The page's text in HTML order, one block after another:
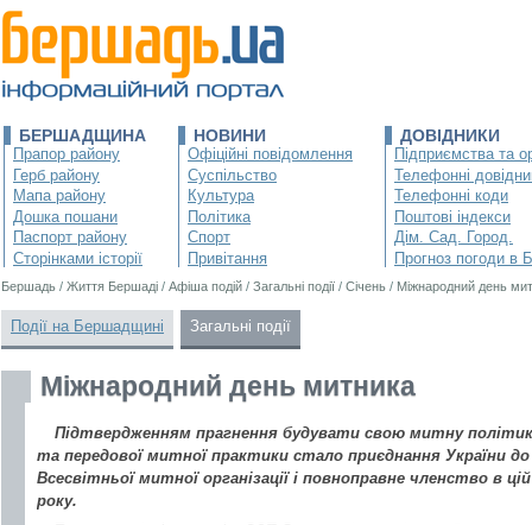
БЕРШАДЩИНА
Прапор району
Герб району
Мапа району
Дошка пошани
Паспорт району
Сторінками історії
НОВИНИ
Офіційні повідомлення
Суспільство
Культура
Політика
Спорт
Привітання
ДОВІДНИКИ
Підприємства та
Телефонні
Телефонні коди
Поштові індекси
Дім. Сад. Город.
Прогноз погоди в
Бершадь / Життя Бершаді / Афіша подій / Загальні події / Січень / Міжнародний день
Події на Бершадщині Загальні події
Міжнародний день митника
Підтвердженням прагнення будувати свою митну
та передової митної практики стало приєднання України
Всесвітньої митної організації і повноправне членство в
року.